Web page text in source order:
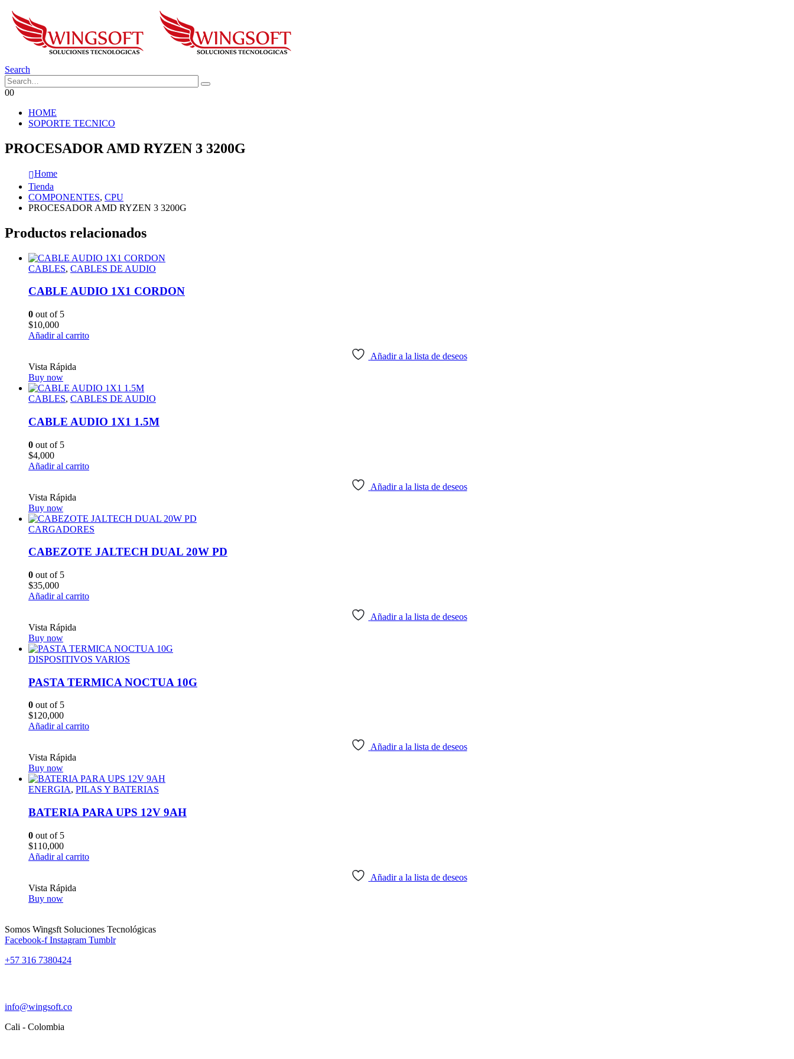
Search
00
HOME
SOPORTE TECNICO
PROCESADOR AMD RYZEN 3 3200G
Home
Tienda
COMPONENTES, CPU
PROCESADOR AMD RYZEN 3 3200G
Productos relacionados
CABLES, CABLES DE AUDIO
CABLE AUDIO 1X1 CORDON
0 out of 5
$10,000
Añadir al carrito
Añadir a la lista de deseos
Vista Rápida
Buy now
CABLES, CABLES DE AUDIO
CABLE AUDIO 1X1 1.5M
0 out of 5
$4,000
Añadir al carrito
Añadir a la lista de deseos
Vista Rápida
Buy now
CARGADORES
CABEZOTE JALTECH DUAL 20W PD
0 out of 5
$35,000
Añadir al carrito
Añadir a la lista de deseos
Vista Rápida
Buy now
DISPOSITIVOS VARIOS
PASTA TERMICA NOCTUA 10G
0 out of 5
$120,000
Añadir al carrito
Añadir a la lista de deseos
Vista Rápida
Buy now
ENERGIA, PILAS Y BATERIAS
BATERIA PARA UPS 12V 9AH
0 out of 5
$110,000
Añadir al carrito
Añadir a la lista de deseos
Vista Rápida
Buy now
Somos Wingsft Soluciones Tecnológicas
Facebook-f Instagram Tumblr
+57 316 7380424
info@wingsoft.co
Cali - Colombia